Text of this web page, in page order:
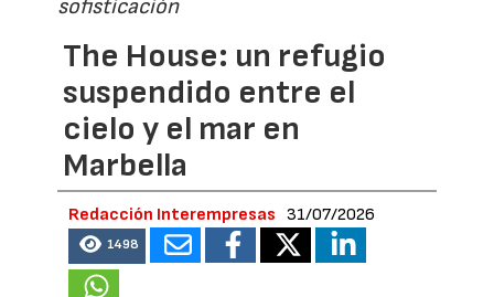
sofisticación
The House: un refugio
suspendido entre el
cielo y el mar en
Marbella
Redacción Interempresas 31/07/2026
1498